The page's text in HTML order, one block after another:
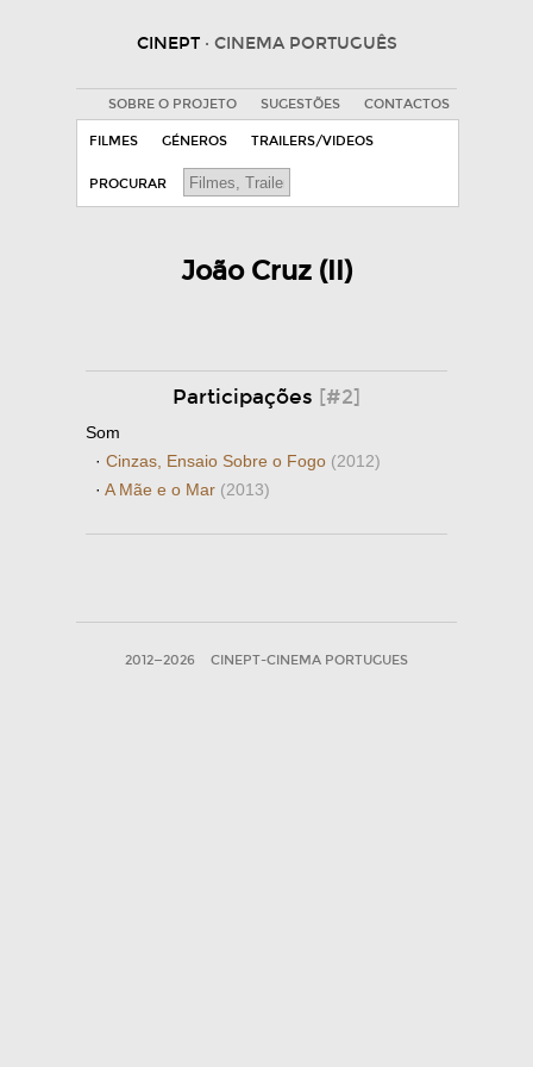
CINEPT · CINEMA PORTUGUÊS
SOBRE O PROJETO SUGESTÕES CONTACTOS
FILMES GÉNEROS TRAILERS/VIDEOS
PROCURAR
João Cruz (II)
Participações [#2]
Som
· Cinzas, Ensaio Sobre o Fogo (2012)
· A Mãe e o Mar (2013)
2012—2026 CINEPT-CINEMA PORTUGUES